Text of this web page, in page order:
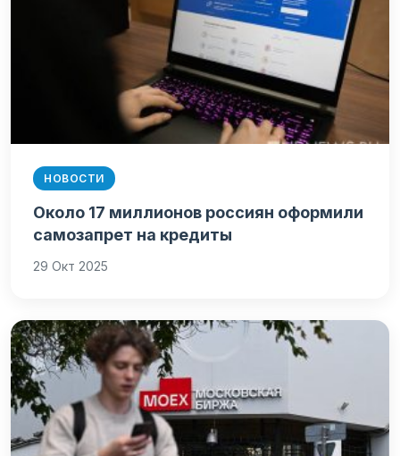
НОВОСТИ
Около 17 миллионов россиян оформили
самозапрет на кредиты
29 Окт 2025